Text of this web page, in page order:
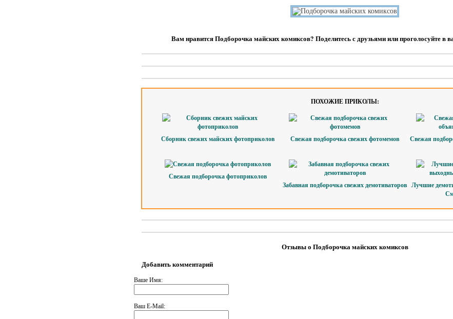
Вам нравится Подборочка майских комиксов? Поделитесь с друзьями или проголосуйте в
ПОХОЖИЕ ПРИКОЛЫ:
Сборник свежих майских фотоприколов Свежая подборочка свежих фотомемов
Свежая
Свежая подборочка фотоприколов
Забавная подборочка свежих демотиваторов Лучшие
Отзывы о Подборочка майских комиксов
Добавить комментарий
Ваше Имя:
Ваш E-Mail: